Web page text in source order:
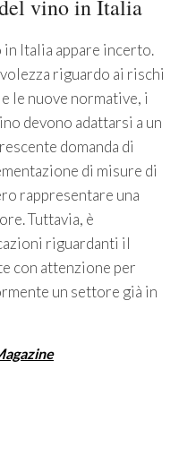
vino in Italia
Italia appare incerto.
riguardo ai rischi
le nuove normative, i
devono adattarsi a un
domanda di
di misure di
rappresentare una
Tuttavia, è
riguardanti il
con attenzione per
un settore già in